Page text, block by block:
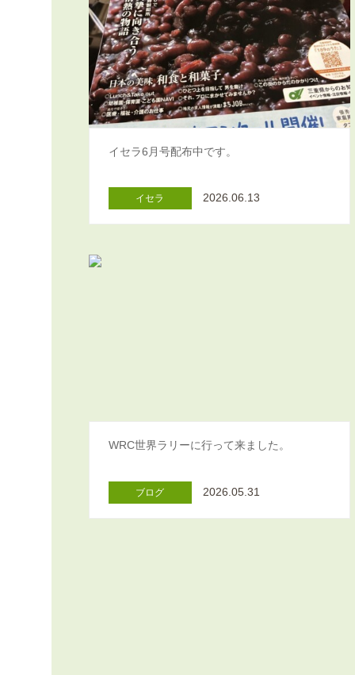
イセラ6月号配布中です。
イセラ 2026.06.13
WRC世界ラリーに行って来ました。
ブログ 2026.05.31